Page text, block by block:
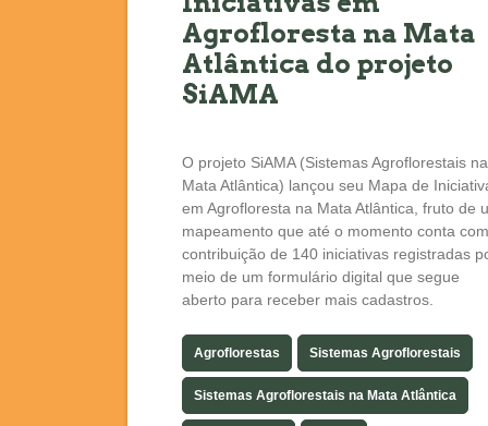
Agrofloresta na Mata
Atlântica do projeto
SiAMA
O projeto SiAMA (Sistemas Agroflorestais na
Mata Atlântica) lançou seu Mapa de
em Agrofloresta na Mata Atlântica, fruto de
mapeamento que até o momento conta
contribuição de 140 iniciativas registradas
meio de um formulário digital que segue
aberto para receber mais cadastros.
Agroflorestas Sistemas Agroflorestais
Sistemas Agroflorestais na Mata Atlântica